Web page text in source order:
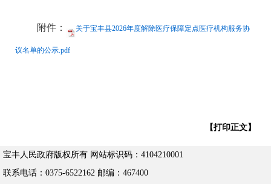
附件： 关于宝丰县2026年度解除医疗保障定点医疗机构服务协
议名单的公示.pdf
【打印正文】
宝丰人民政府版权所有 网站标识码：4104210001
联系电话：0375-6522162 邮编：467400